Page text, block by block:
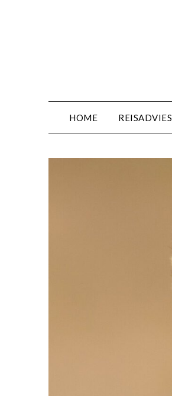
HOME REISADVIES